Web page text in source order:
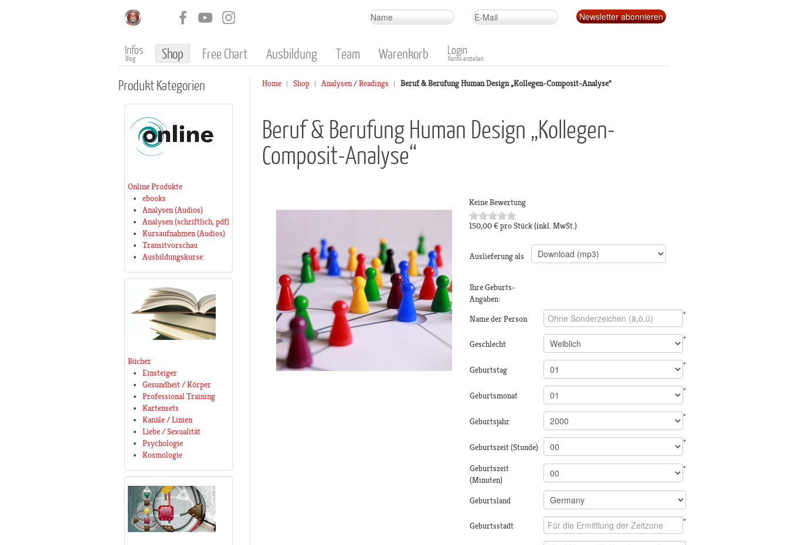
Infos
Blog Shop Free Chart Ausbildung Team Warenkorb Login
Konto erstellen
Home Shop Analysen / Readings Beruf & Berufung Human Design „Kollegen-Composit-Analyse“
Beruf & Berufung Human Design „Kollegen-
Composit-Analyse“
Keine Bewertung
150,00 € pro Stück(inkl. MwSt.)
Auslieferung als
Ihre Geburts-
Angaben:
Name der Person
*
Geschlecht *
Geburtstag *
Geburtsmonat *
Geburtsjahr *
Geburtszeit (Stunde) *
Geburtszeit
(Minuten)
*
Geburtsland
Geburtsstadt *
ProduktKategorien
Online Produkte
ebooks
Analysen (Audios)
Analysen (schriftlich, pdf)
Kursaufnahmen (Audios)
Transitvorschau
Ausbildungskurse
Bücher
Einsteiger
Gesundheit / Körper
Professional Training
Kartensets
Kanäle / Linien
Liebe / Sexualität
Psychologie
Kosmologie